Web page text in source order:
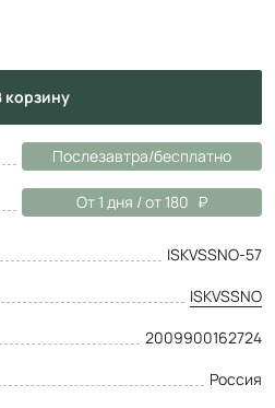
в корзину
Послезавтра/бесплатно
От 1 дня / от 180
ISKVSSNO-57
ISKVSSNO
2009900162724
Россия